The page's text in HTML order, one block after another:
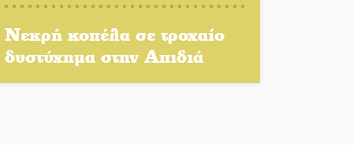
Διακοπή μαθημάτων στο
Ματάλειο Κολυμβητήριο την
Νεκρή κοπέλα σε τροχαίο
δυστύχημα στην Απιδιά